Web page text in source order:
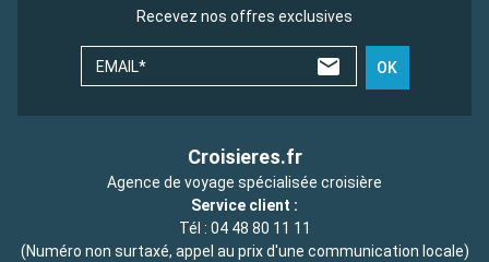
Recevez nos offres exclusives
EMAIL* OK
Croisieres.fr
Agence de voyage spécialisée croisière
Service client :
Tél : 04 48 80 11 11
(Numéro non surtaxé, appel au prix d'une communication locale)